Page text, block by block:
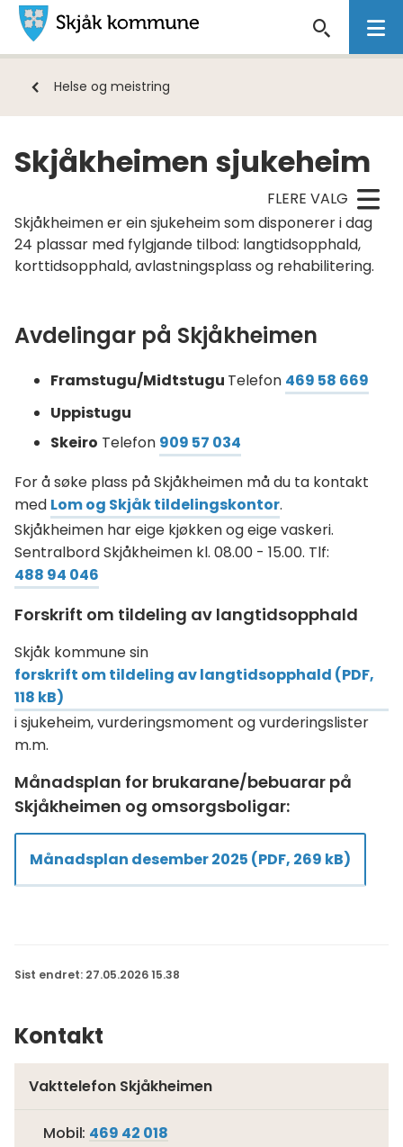
Skjåk
kommune
Du
Helse og meistring
Skjåkheimen sjukeheim
FLERE VALG
Skjåkheimen er ein sjukeheim som disponerer i dag
24 plassar med fylgjande tilbod: langtidsopphald,
korttidsopphald, avlastningsplass og rehabilitering.
Avdelingar på Skjåkheimen
Framstugu/Midtstugu Telefon 469 58 669
Uppistugu
Skeiro Telefon 909 57 034
For å søke plass på Skjåkheimen må du ta kontakt
med Lom og Skjåk tildelingskontor.
Skjåkheimen har eige kjøkken og eige vaskeri.
Sentralbord Skjåkheimen kl. 08.00 - 15.00. Tlf:
488 94 046
Forskrift om tildeling av langtidsopphald
Skjåk kommune sin
forskrift om tildeling av langtidsopphald (PDF,
118 kB)
i sjukeheim, vurderingsmoment og vurderingslister
m.m.
Månadsplan for brukarane/bebuarar på
Skjåkheimen og omsorgsboligar:
Månadsplan desember 2025 (PDF, 269 kB)
Sist endret 27.05.2026 15.38
Kontakt
Vakttelefon Skjåkheimen
Mobil 469 42 018